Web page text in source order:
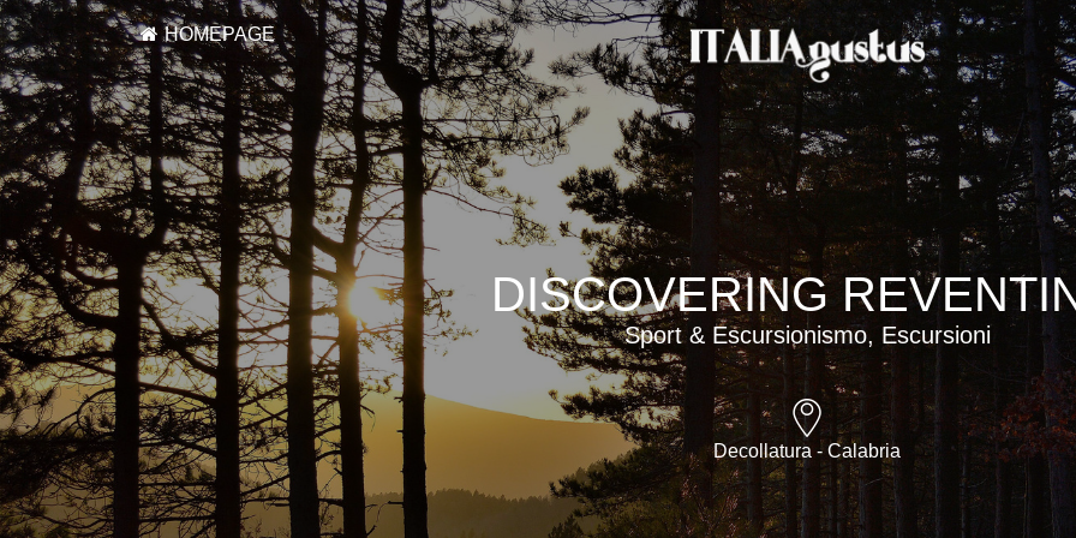
HOMEPAGE
DISCOVERING
Sport & Escursionismo, Escursioni
Decollatura - Calabria